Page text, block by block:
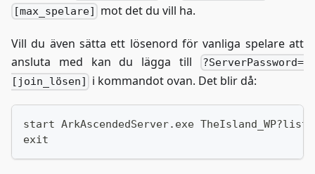
[max_spelare] mot det du vill ha.
Vill du även sätta ett lösenord för vanliga spelare att
ansluta med kan du lägga till
?ServerPassword=
[join_lösen]
i kommandot ovan. Det blir då:
start ArkAscendedServer.exe
exit